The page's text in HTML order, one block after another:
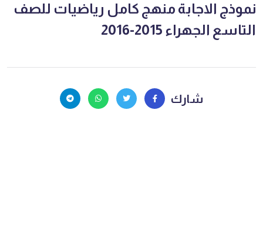
نموذج الاجابة منهج كامل رياضيات للصف
التاسع الجهراء 2015-2016
شارك